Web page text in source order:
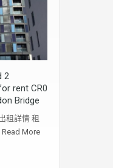
2
rent CR0
Bridge
租詳情 租
Read More